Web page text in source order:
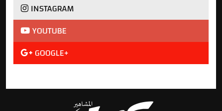
INSTAGRAM
YOUTUBE
GOOGLE+